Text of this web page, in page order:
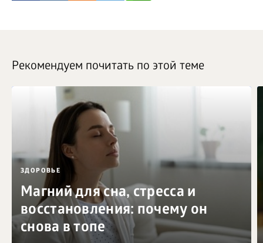
Рекомендуем почитать по этой теме
ЗДОРОВЬЕ
Магний для сна, стресса и
восстановления: почему он
снова в топе